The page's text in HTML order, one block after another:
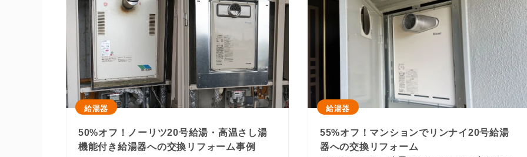
給湯器
50%オフ！ノーリツ20号給湯・高温さし湯
機能付き給湯器への交換リフォーム事例
給湯器
55%オフ！マンションでリンナイ20号給湯
器への交換リフォーム